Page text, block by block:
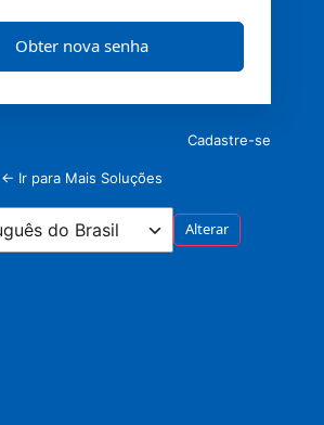
Cadastre-se
← Ir para Mais Soluções